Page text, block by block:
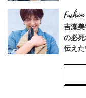
Fashion
吉瀬
の必
伝え
Fashion
【40